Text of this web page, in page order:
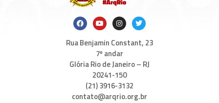
Rua Benjamin Constant, 23
7º andar
Glória Rio de Janeiro – RJ
20241-150
(21) 3916-3132
contato@arqrio.org.br